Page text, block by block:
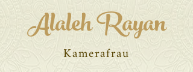
Alaleh Rayan
Kamerafrau